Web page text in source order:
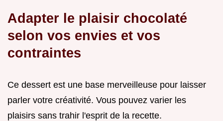
Adapter le plaisir chocolaté
selon vos envies et vos
contraintes
Ce dessert est une base merveilleuse pour laisser
parler votre créativité. Vous pouvez varier les
plaisirs sans trahir l'esprit de la recette.